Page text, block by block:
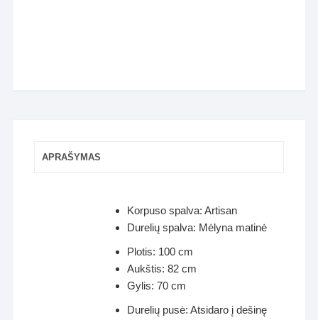
APRAŠYMAS
Korpuso spalva: Artisan
Durelių spalva: Mėlyna matinė
Plotis: 100 cm
Aukštis: 82 cm
Gylis: 70 cm
Durelių pusė: Atsidaro į dešinę